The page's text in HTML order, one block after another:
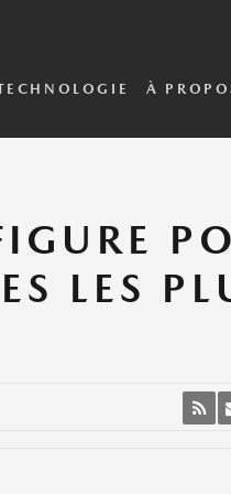
À
LES